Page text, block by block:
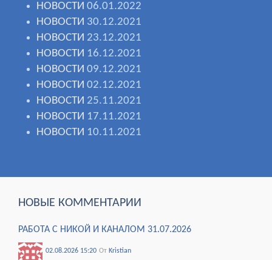
НОВОСТИ 06.01.2022
НОВОСТИ 30.12.2021
НОВОСТИ 23.12.2021
НОВОСТИ 16.12.2021
НОВОСТИ 09.12.2021
НОВОСТИ 02.12.2021
НОВОСТИ 25.11.2021
НОВОСТИ 17.11.2021
НОВОСТИ 10.11.2021
НОВЫЕ КОММЕНТАРИИ
РАБОТА С НИКОЙ И КАНАЛОМ 31.07.2026
02.08.2026 15:20 От Kristian